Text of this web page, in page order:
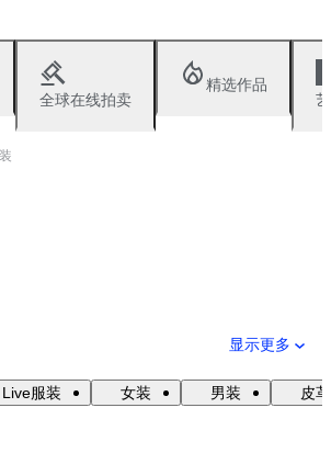
全球在线拍卖
精选作品
显示更多
服装 女装 男装 皮